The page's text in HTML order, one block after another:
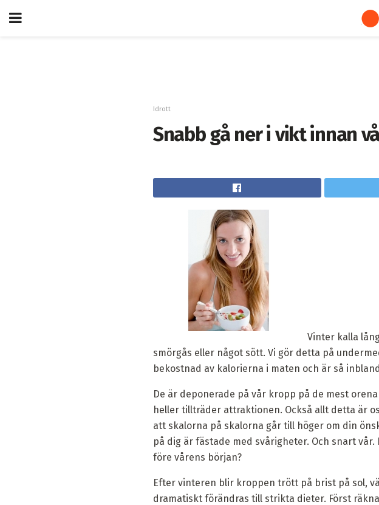
Idrott
Snabb gå ner i vikt innan
Vinter kalla
smörgås eller något sött. Vi gör detta på
bekostnad av kalorierna i maten och är så
De är deponerade på vår kropp på de mest
heller tillträder attraktionen. Också allt detta är
att skalorna på skalorna går till höger om din
på dig är fästade med svårigheter. Och snart
före vårens början?
Efter vinteren blir kroppen trött på brist på sol,
dramatiskt förändras till strikta dieter. Först